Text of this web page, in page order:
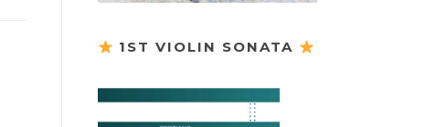
1ST VIOLIN SONATA